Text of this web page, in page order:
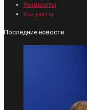
Реквизиты
Контакты
Последние новости